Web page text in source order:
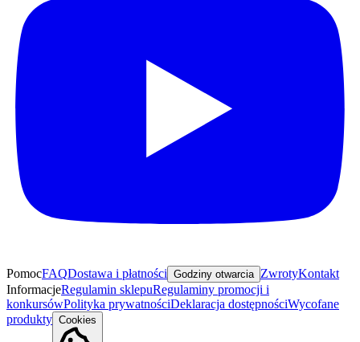
PomocFAQDostawa i płatności Godziny otwarcia ZwrotyKontakt
InformacjeRegulamin sklepuRegulaminy promocji i
konkursówPolityka prywatnościDeklaracja dostępnościWycofane
produkty Cookies